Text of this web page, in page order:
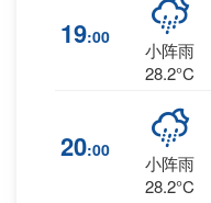
19:00
小阵雨
28.2°C
20:00
小阵雨
28.2°C